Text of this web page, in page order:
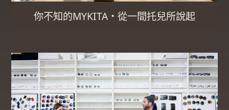
你不知的MYKITA・從一間托兒所說起